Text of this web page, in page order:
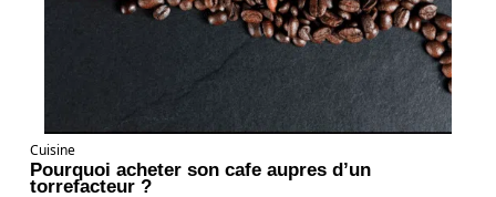
Cuisine
Pourquoi acheter son cafe aupres d’un
torrefacteur ?